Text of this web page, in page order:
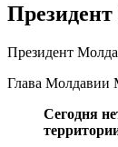
Президент
Глава Молдавии
Сегодня